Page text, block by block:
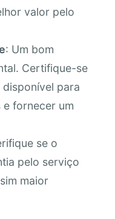
valor pelo
: Um bom
Certifique-se
para
e fornecer um
se o
pelo serviço
maior